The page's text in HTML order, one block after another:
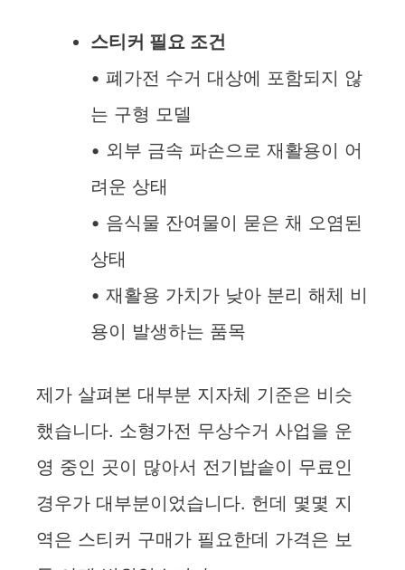
스티커 필요 조건
• 폐가전 수거 대상에 포함되지 않
는 구형 모델
• 외부 금속 파손으로 재활용이 어
려운 상태
• 음식물 잔여물이 묻은 채 오염된
상태
• 재활용 가치가 낮아 분리 해체 비
용이 발생하는 품목
제가 살펴본 대부분 지자체 기준은 비슷
했습니다. 소형가전 무상수거 사업을 운
영 중인 곳이 많아서 전기밥솥이 무료인
경우가 대부분이었습니다. 헌데 몇몇 지
역은 스티커 구매가 필요한데 가격은 보